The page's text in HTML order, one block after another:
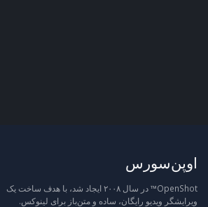
اوپن‌سورس
OpenShot™ در سال ۲۰۰۸ ایجاد شد، با هدف ساخت یک
ویرایشگر ویدیو رایگان، ساده و متن‌باز برای لینوکس.